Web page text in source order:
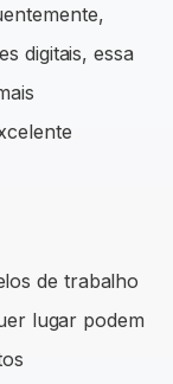
digitais, essa
de trabalho
lugar podem